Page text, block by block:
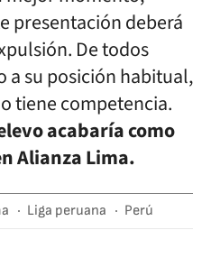
presentación deberá
De todos
a su posición habitual,
tiene competencia.
acabaría como
Alianza Lima.
Liga peruana Perú